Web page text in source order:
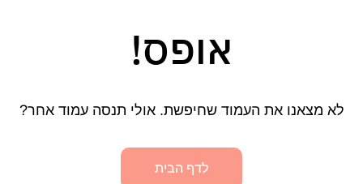
אופס!
לא מצאנו את העמוד שחיפשת. אולי תנסה עמוד אחר?
לדף הבית